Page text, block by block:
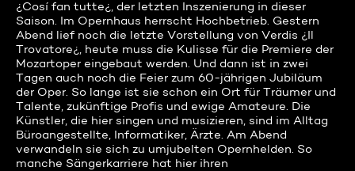
¿Cosí fan tutte¿, der letzten Inszenierung in dieser
Saison. Im Opernhaus herrscht Hochbetrieb. Gestern
Abend lief noch die letzte Vorstellung von Verdis ¿Il
Trovatore¿, heute muss die Kulisse für die Premiere der
Mozartoper eingebaut werden. Und dann ist in zwei
Tagen auch noch die Feier zum 60-jährigen Jubiläum
der Oper. So lange ist sie schon ein Ort für Träumer und
Talente, zukünftige Profis und ewige Amateure. Die
Künstler, die hier singen und musizieren, sind im Alltag
Büroangestellte, Informatiker, Ärzte. Am Abend
verwandeln sie sich zu umjubelten Opernhelden. So
manche Sängerkarriere hat hier ihren